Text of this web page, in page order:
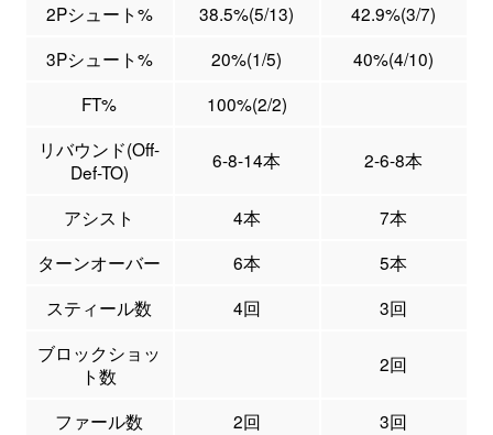
2Pシュート%
38.5%(5/13)
42.9%(3/7)
3Pシュート%
20%(1/5)
40%(4/10)
FT%
100%(2/2)
リバウンド(Off-
Def-TO)
6-8-14本 2-6-8本
アシスト 4本
7本
ターンオーバー
6本
5本
スティール数
4回
3回
ブロックショッ
ト数
2回
ファール数 2回
3回